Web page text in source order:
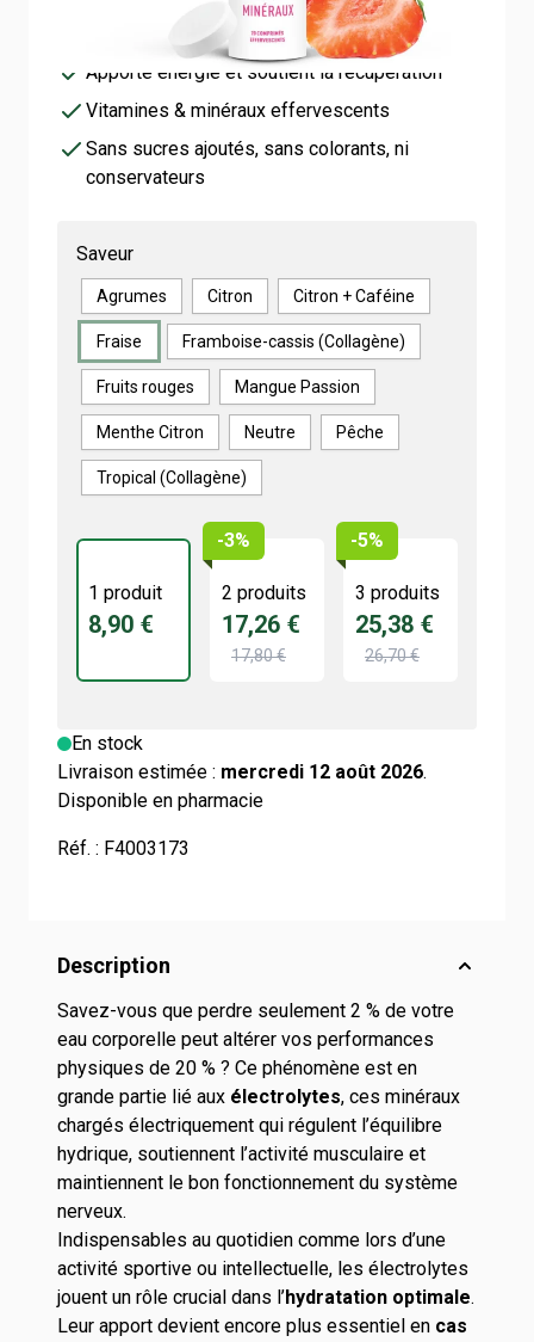
Hydratation optimale grâce aux électrolytes
Apporte énergie et soutient la récupération
Vitamines & minéraux effervescents
Sans sucres ajoutés, sans colorants, ni
conservateurs
Saveur
Agrumes Citron Citron + Caféine
Fraise Framboise-cassis (Collagène)
Fruits rouges Mangue Passion
Menthe Citron Neutre Pêche
Tropical (Collagène)
1 produit
8,90 €
-3%
2 produits
17,26 €
17,80 €
-5%
3 produits
25,38 €
26,70 €
En stock
Livraison estimée : mercredi 12 août 2026.
Disponible en pharmacie
Réf. : F4003173
Description
Savez-vous que perdre seulement 2 % de votre
eau corporelle peut altérer vos performances
physiques de 20 % ? Ce phénomène est en
grande partie lié aux électrolytes, ces minéraux
chargés électriquement qui régulent l’équilibre
hydrique, soutiennent l’activité musculaire et
maintiennent le bon fonctionnement du système
nerveux.
Indispensables au quotidien comme lors d’une
activité sportive ou intellectuelle, les électrolytes
jouent un rôle crucial dans l’hydratation optimale.
Leur apport devient encore plus essentiel en cas